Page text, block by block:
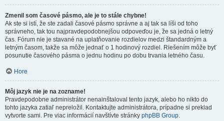
Zmenil som časové pásmo, ale je to stále chybne!
Ak ste si istí, že ste zadali časové pásmo správne a aj tak sa líši od toho
správneho, tak tou najpravdepodobnejšou odpoveďou je, že sa jedná o letný
čas. Fórum nie je stavané na uplatňovanie rozdielov medzi štandardným a
letným časom, takže sa môže jednať o 1 hodinový rozdiel. Riešením môže byť
posunutie časového pásma o jednu hodinu po dobu trvania letného času.
Hore
Môj jazyk nie je na zozname!
Pravdepodobne administrátor nenainštaloval tento jazyk, alebo ho nikto do
tohto jazyka zatiaľ nepreložil. Kontaktujte administrátora, prípadne si preklad
vytvorte sami. Pre viac informácií navštívte stránky phpBB Group.